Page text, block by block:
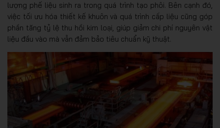
lượng phế liệu sinh ra trong quá trình tạo phôi. Bên cạnh đó,
việc tối ưu hóa thiết kế khuôn và quá trình cấp liệu cũng góp
phần tăng tỷ lệ thu hồi kim loại, giúp giảm chi phí nguyên vật
liệu đầu vào mà vẫn đảm bảo tiêu chuẩn kỹ thuật.